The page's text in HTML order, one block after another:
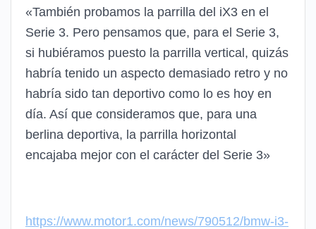
«También probamos la parrilla del iX3 en el
Serie 3. Pero pensamos que, para el Serie 3,
si hubiéramos puesto la parrilla vertical, quizás
habría tenido un aspecto demasiado retro y no
habría sido tan deportivo como lo es hoy en
día. Así que consideramos que, para una
berlina deportiva, la parrilla horizontal
encajaba mejor con el carácter del Serie 3»
https://www.motor1.com/news/790512/bmw-i3-